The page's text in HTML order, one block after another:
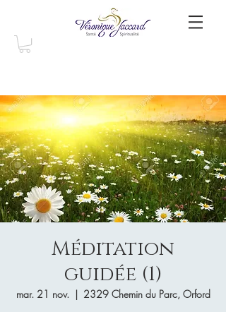
Méditation
guidée (1)
mar. 21 nov.
  |
2329 Chemin du Parc, Orford